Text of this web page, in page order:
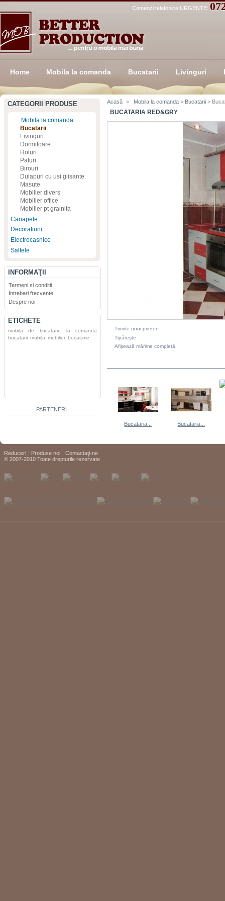
Comenzi telefonice URGENTE:
Home Mobila la comanda Bucatarii Livinguri
CATEGORII PRODUSE
Mobila la comanda
Bucatarii
Livinguri
Dormitoare
Holuri
Paturi
Birouri
Dulapuri cu usi glisante
Masute
Mobilier divers
Mobilier office
Mobilier pt grainita
Canapele
Decoratiuni
Electrocasnice
Saltele
INFORMAŢII
Termeni si conditii
Intrebari frecvente
Despre noi
ETICHETE
mobila de bucatarie la comanda
bucatarii mobila mobilier bucatarie
PARTENERI
Acasă > Mobila la comanda > Bucatarii >
BUCATARIA RED&GRY
Trimite unui prieten
Tipăreşte
Afişează mărime completă
Bucataria... Bucataria...
Reduceri Produse noi
Contactaţi-ne
© 2007-2010 Toate drepturile rezervate